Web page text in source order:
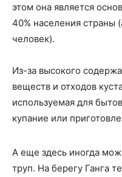
этом она является
40% населения страны
человек).
Из-за высокого
веществ и отходов
используемая для
купание или
А еще здесь иногда
труп. На берегу Ганга